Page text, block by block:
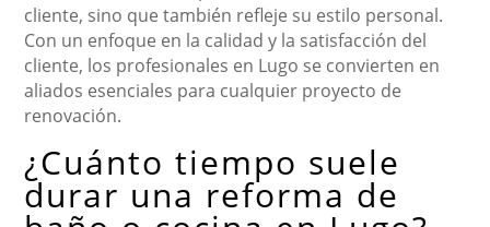
cliente, sino que también refleje su estilo personal.
Con un enfoque en la calidad y la satisfacción del
cliente, los profesionales en Lugo se convierten en
aliados esenciales para cualquier proyecto de
renovación.
¿Cuánto tiempo suele
durar una reforma de